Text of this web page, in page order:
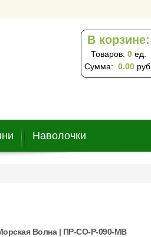
В корзине:
Товаров: 0 ед.
Сумма: 0.00 руб.
Наволочки
Волна | ПР-СО-Р-090-МВ